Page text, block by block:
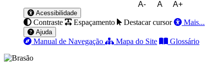
A- A A+
Acessibilidade
Contraste Espaçamento Destacar cursor Mais...
Ajuda
Manual de Navegação Mapa do Site Glossário